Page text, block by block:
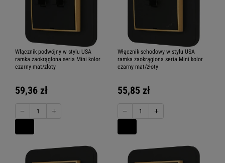
Włącznik podwójny w stylu USA
ramka zaokrąglona seria Mini kolor
czarny mat/złoty
59,36 zł
− +
Włącznik schodowy w stylu USA
ramka zaokrąglona seria Mini kolor
czarny mat/złoty
55,85 zł
− +